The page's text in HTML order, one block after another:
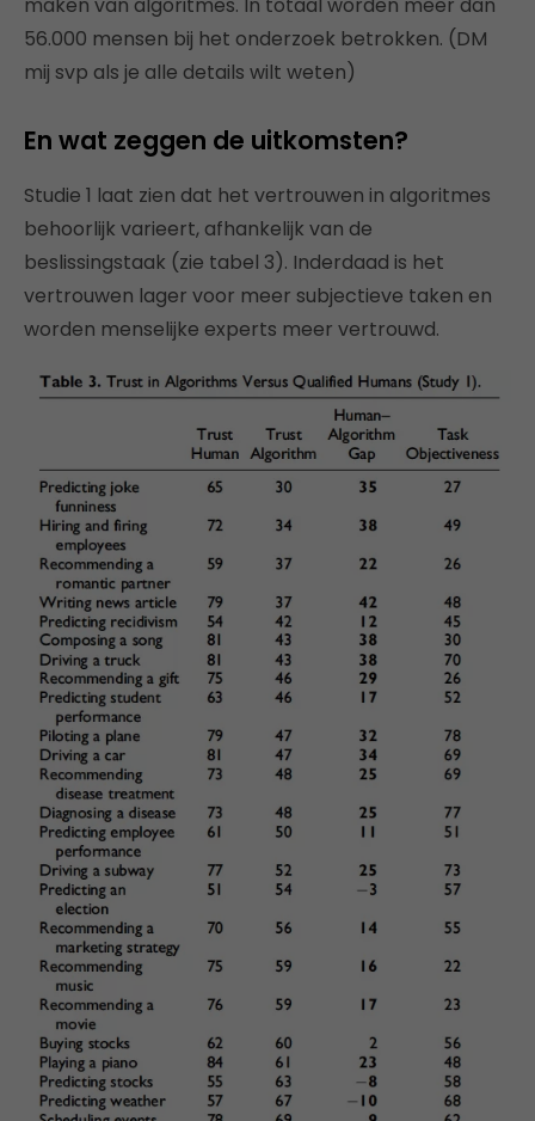
56.000 mensen bij het onderzoek betrokken. (DM
mij svp als je alle details wilt weten)
En wat zeggen de uitkomsten?
Studie 1 laat zien dat het vertrouwen in algoritmes
behoorlijk varieert, afhankelijk van de
beslissingstaak (zie tabel 3). Inderdaad is het
vertrouwen lager voor meer subjectieve taken en
worden menselijke experts meer vertrouwd.